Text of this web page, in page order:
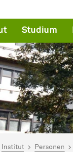
Studium
hier:
Institut Personen